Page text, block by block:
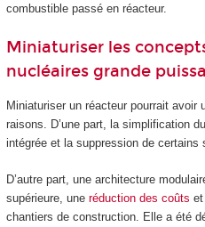
combustible passé en réacteur.
Miniaturiser les
nucléaires grande
Miniaturiser un réacteur pourrait avoir
raisons. D’une part, la simplification
intégrée et la suppression de certains
D’autre part, une architecture
supérieure, une réduction des coûts
chantiers de construction. Elle a été